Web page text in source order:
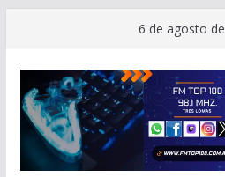
contenido
6 de agosto